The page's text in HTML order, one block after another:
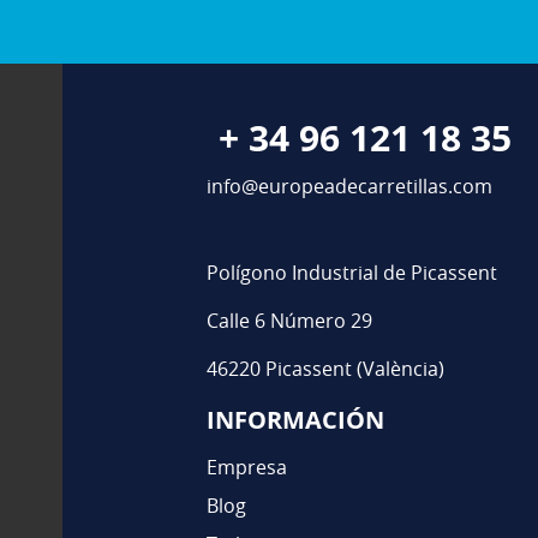
+ 34 96 121 18 35
info@europeadecarretillas.com
Polígono Industrial de Picassent
Calle 6 Número 29
46220 Picassent (València)
INFORMACIÓN
Empresa
Blog